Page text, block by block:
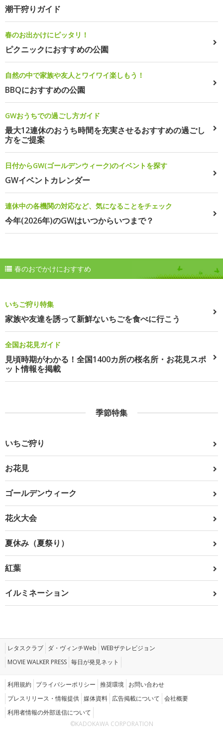
潮干狩りガイド
春のお出かけにピッタリ！
ピクニックにおすすめの公園
自然の中で家族や友人とワイワイ楽しもう！
BBQにおすすめの公園
GWおうちでの過ごし方ガイド
最大12連休のおうち時間を充実させるおすすめの過ごし
方をご提案
日付からGW(ゴールデンウィーク)のイベントを探す
GWイベントカレンダー
連休中の各機関の対応など、気になることをチェック
今年(2026年)のGWはいつからいつまで？
春のおでかけにおすすめ
いちご狩り特集
家族や友達を誘って新鮮ないちごを食べに行こう
全国お花見ガイド
見頃時期がわかる！全国1400カ所の桜名所・お花見スポ
ット情報を掲載
季節特集
いちご狩り
お花見
ゴールデンウィーク
花火大会
夏休み（夏祭り）
紅葉
イルミネーション
レタスクラブ ダ・ヴィンチWeb WEBザテレビジョン
MOVIE WALKER PRESS 毎日が発見ネット
利用規約 プライバシーポリシー 推奨環境 お問い合わせ
プレスリリース・情報提供 媒体資料 広告掲載について 会社概要
利用者情報の外部送信について
©KADOKAWA CORPORATION